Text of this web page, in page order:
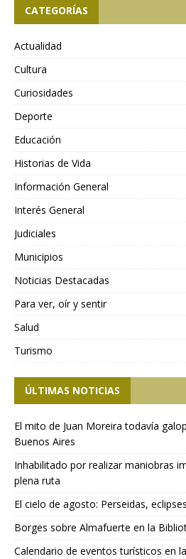
CATEGORÍAS
Actualidad
Cultura
Curiosidades
Deporte
Educación
Historias de Vida
Información General
Interés General
Judiciales
Municipios
Noticias Destacadas
Para ver, oír y sentir
Salud
Turismo
ÚLTIMAS NOTICIAS
El mito de Juan Moreira todavía
Buenos Aires
Inhabilitado por realizar maniobras
plena ruta
El cielo de agosto: Perseidas,
Borges sobre Almafuerte en la
Calendario de eventos turísticos en